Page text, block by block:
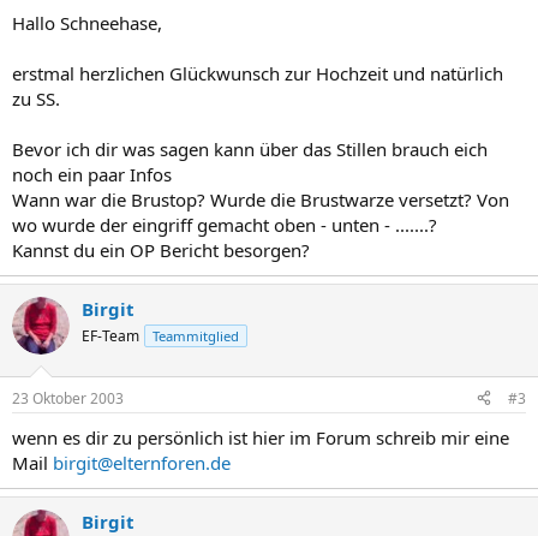
Hallo Schneehase,
erstmal herzlichen Glückwunsch zur Hochzeit und natürlich
zu SS.
Bevor ich dir was sagen kann über das Stillen brauch eich
noch ein paar Infos
Wann war die Brustop? Wurde die Brustwarze versetzt? Von
wo wurde der eingriff gemacht oben - unten - .......?
Kannst du ein OP Bericht besorgen?
Birgit
EF-Team Teammitglied
23 Oktober 2003 #3
wenn es dir zu persönlich ist hier im Forum schreib mir eine
Mail birgit@elternforen.de
Birgit